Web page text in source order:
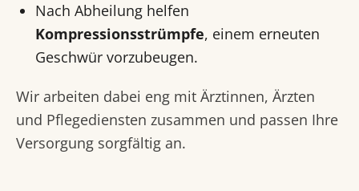
Nach Abheilung helfen
Kompressionsstrümpfe, einem erneuten
Geschwür vorzubeugen.
Wir arbeiten dabei eng mit Ärztinnen, Ärzten
und Pflegediensten zusammen und passen Ihre
Versorgung sorgfältig an.